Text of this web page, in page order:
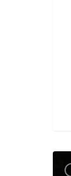
dei